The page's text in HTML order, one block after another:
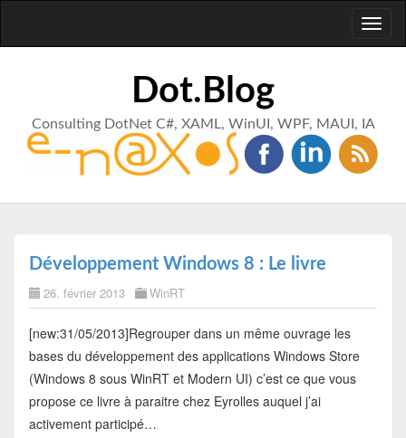
Dot.Blog
Consulting DotNet C#, XAML, WinUI, WPF, MAUI, IA
Développement Windows 8 : Le livre
26. février 2013 WinRT
[new:31/05/2013]Regrouper dans un même ouvrage les
bases du développement des applications Windows Store
(Windows 8 sous WinRT et Modern UI) c’est ce que vous
propose ce livre à paraitre chez Eyrolles auquel j’ai
activement participé…